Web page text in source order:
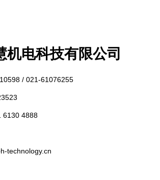
/ 021-61076255
6130 4888
technology.cn
机电科技有限公司